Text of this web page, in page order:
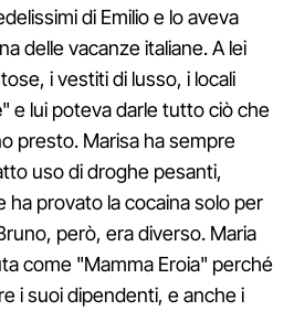
di Emilio e lo aveva
delle vacanze italiane. A lei
i vestiti di lusso, i locali
" e lui poteva darle tutto ciò che
presto. Marisa ha sempre
uso di droghe pesanti,
ha provato la cocaina solo per
però, era diverso. Maria
come "Mamma Eroia" perché
i suoi dipendenti, e anche i